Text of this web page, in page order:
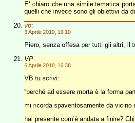
E’ chiaro che una simile tematica
quelli che invece sono gli obiettivi da
vb:
3 Aprile 2010, 19:10
Piero, senza offesa per tutti gli altri, il
VP:
6 Aprile 2010, 16:38
VB tu scrivi:
“perché ad essere morta è la forma
mi ricorda spaventosamente da vicino
hai presente com’è andata a finire?